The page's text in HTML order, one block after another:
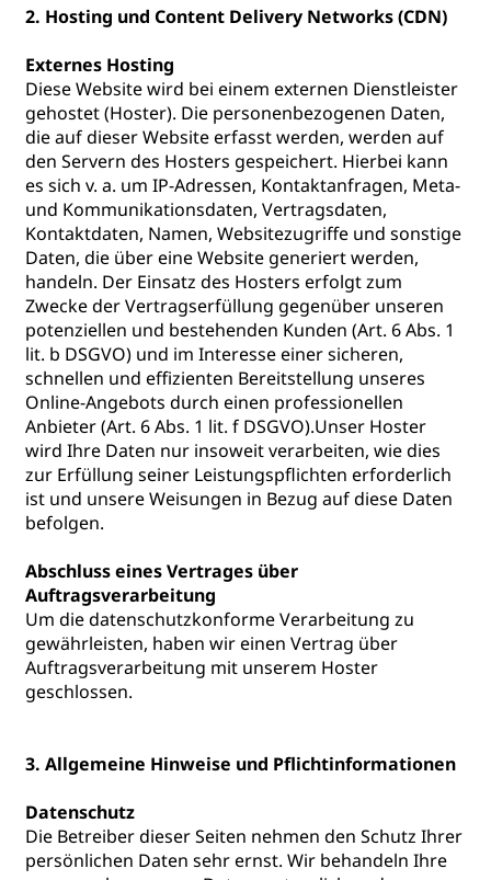
2. Hosting und Content Delivery Networks (CDN)
Externes Hosting
Diese Website wird bei einem externen Dienstleister
gehostet (Hoster). Die personenbezogenen Daten,
die auf dieser Website erfasst werden, werden auf
den Servern des Hosters gespeichert. Hierbei kann
es sich v. a. um IP-Adressen, Kontaktanfragen, Meta-
und Kommunikationsdaten, Vertragsdaten,
Kontaktdaten, Namen, Websitezugriffe und sonstige
Daten, die über eine Website generiert werden,
handeln. Der Einsatz des Hosters erfolgt zum
Zwecke der Vertragserfüllung gegenüber unseren
potenziellen und bestehenden Kunden (Art. 6 Abs. 1
lit. b DSGVO) und im Interesse einer sicheren,
schnellen und effizienten Bereitstellung unseres
Online-Angebots durch einen professionellen
Anbieter (Art. 6 Abs. 1 lit. f DSGVO).Unser Hoster
wird Ihre Daten nur insoweit verarbeiten, wie dies
zur Erfüllung seiner Leistungspflichten erforderlich
ist und unsere Weisungen in Bezug auf diese Daten
befolgen.
Abschluss eines Vertrages über
Auftragsverarbeitung
Um die datenschutzkonforme Verarbeitung zu
gewährleisten, haben wir einen Vertrag über
Auftragsverarbeitung mit unserem Hoster
geschlossen.
3. Allgemeine Hinweise und Pflichtinformationen
Datenschutz
Die Betreiber dieser Seiten nehmen den Schutz Ihrer
persönlichen Daten sehr ernst. Wir behandeln Ihre